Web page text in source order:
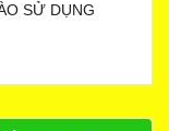
SỬ DỤNG